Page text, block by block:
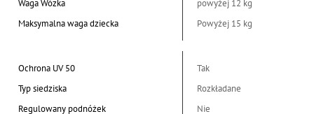
Waga Wózka
powyżej 12 kg
Maksymalna waga dziecka
Powyżej 15 kg
Ochrona UV 50
Tak
Typ siedziska
Rozkładane
Regulowany podnóżek
Nie